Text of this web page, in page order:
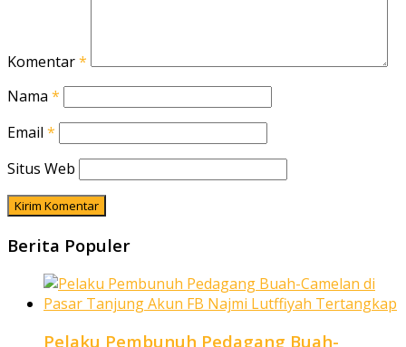
Komentar*
Nama *
Email *
Situs Web
Berita Populer
Pelaku Pembunuh Pedagang Buah-